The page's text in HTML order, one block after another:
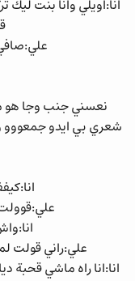
انا:اويلي وانا بنت ليك
نعسني جنب وجا هو
شعري بي ايدو جمعووو
علي:راني قولت
انا:انا راه ماشي قحبة